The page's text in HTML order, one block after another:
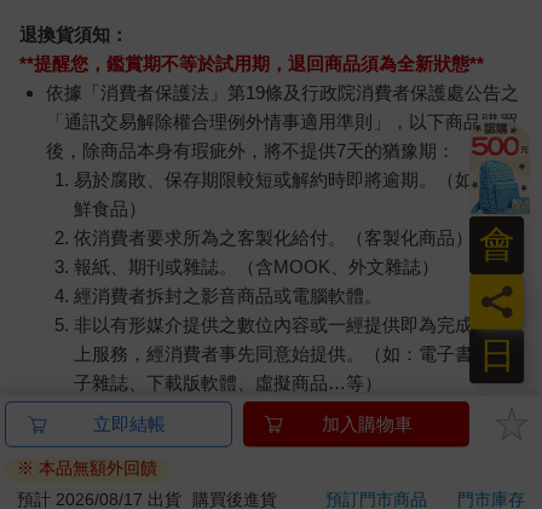
退換貨須知：
**提醒您，鑑賞期不等於試用期，退回商品須為全新狀態**
依據「消費者保護法」第19條及行政院消費者保護處公告之
「通訊交易解除權合理例外情事適用準則」，以下商品購買
後，除商品本身有瑕疵外，將不提供7天的猶豫期：
易於腐敗、保存期限較短或解約時即將逾期。（如：生
鮮食品）
依消費者要求所為之客製化給付。（客製化商品）
報紙、期刊或雜誌。（含MOOK、外文雜誌）
經消費者拆封之影音商品或電腦軟體。
非以有形媒介提供之數位內容或一經提供即為完成之線
上服務，經消費者事先同意始提供。（如：電子書、電
子雜誌、下載版軟體、虛擬商品…等）
已拆封之個人衛生用品。（如：內衣褲、刮鬍刀、除毛
若非上列種類商品，均享有到貨7天的猶豫期（含例假
日）。
立即結帳 加入購物車
※ 本品無額外回饋
預計 2026/08/17 出貨
購買後進貨 預訂門市商品
門市庫存
日
員
會